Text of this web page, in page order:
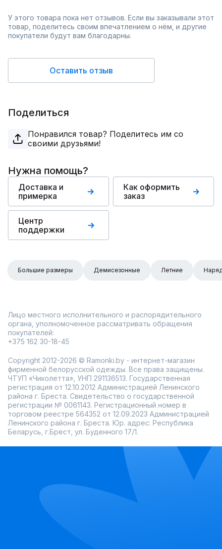
У этого товара пока нет отзывов. Если вы заказывали этот
товар, поделитесь своим впечатлением о нём, и другие
покупатели будут вам благодарны.
Оставить отзыв
Поделиться
Понравился товар? Поделитесь им со
своими друзьями!
Нужна помощь?
Доставка и
примерка
Как оформить
заказ
Центр
поддержки
Большие размеры Демисезонные Летние
Лицо местного исполнительного и распорядительного
органа, уполномоченное рассматривать обращения
покупателей:
+375 162 30-18-45
Copyright 2012-2026 © Ramonki.by - интернет-магазин
фирменной белорусской одежды. Все права защищены.
ЧТУП «Чиколетта», УНП 291136513. Государственная
регистрация от 12.10.2012 Администрацией Ленинского
района г. Бреста. Свидетельство о государственной
регистрации № 0061143. Регистрационный номер в
торговом реестре 564352 от 12.09.2023 Администрацией
Ленинского района г. Бреста. Юр. адрес: Республика
Беларусь, г.Брест, ул. Буденного 17/1.